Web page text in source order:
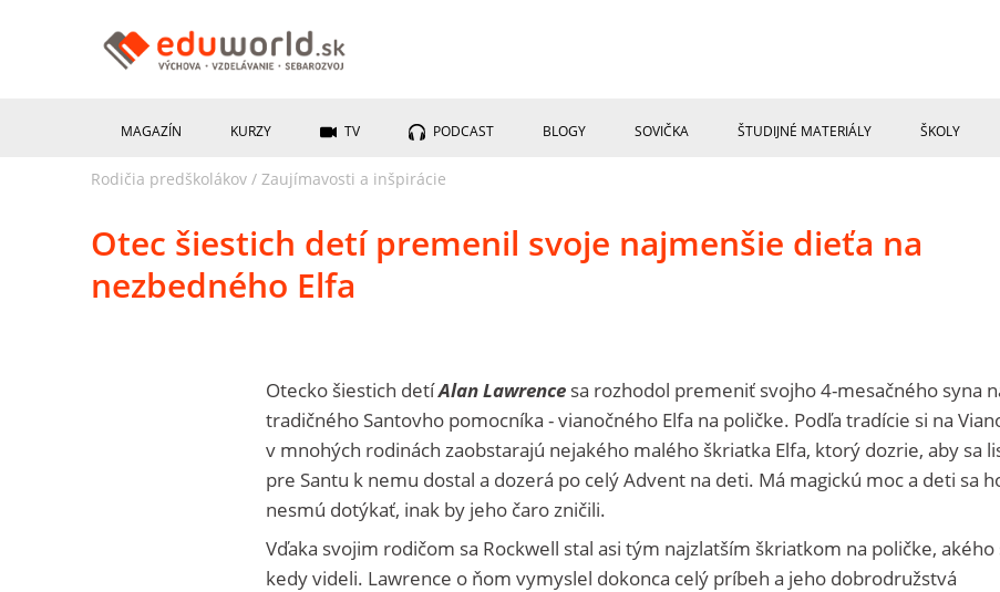
MAGAZÍN KURZY TV PODCAST BLOGY SOVIČKA ŠTUDIJNÉ MATERIÁLY ŠKOLY
Rodičia predškolákov / Zaujímavosti a inšpirácie
Otec šiestich detí premenil svoje najmenšie dieťa na
nezbedného Elfa
Otecko šiestich detíAlan Lawrencesa rozhodol premeniť svojho 4-mesačného syna
tradičného Santovho pomocníka - vianočného Elfa na poličke. Podľa tradície si na
v mnohých rodinách zaobstarajú nejakého malého škriatka Elfa, ktorý dozrie, aby sa
pre Santu k nemu dostal a dozerá po celý Advent na deti. Má magickú moc a deti sa
nesmú dotýkať, inak by jeho čaro zničili.
Vďaka svojim rodičom sa Rockwell stal asi tým najzlatším škriatkom na poličke, akého
kedy videli. Lawrence o ňom vymyslel dokonca celý príbeh a jeho dobrodružstvá